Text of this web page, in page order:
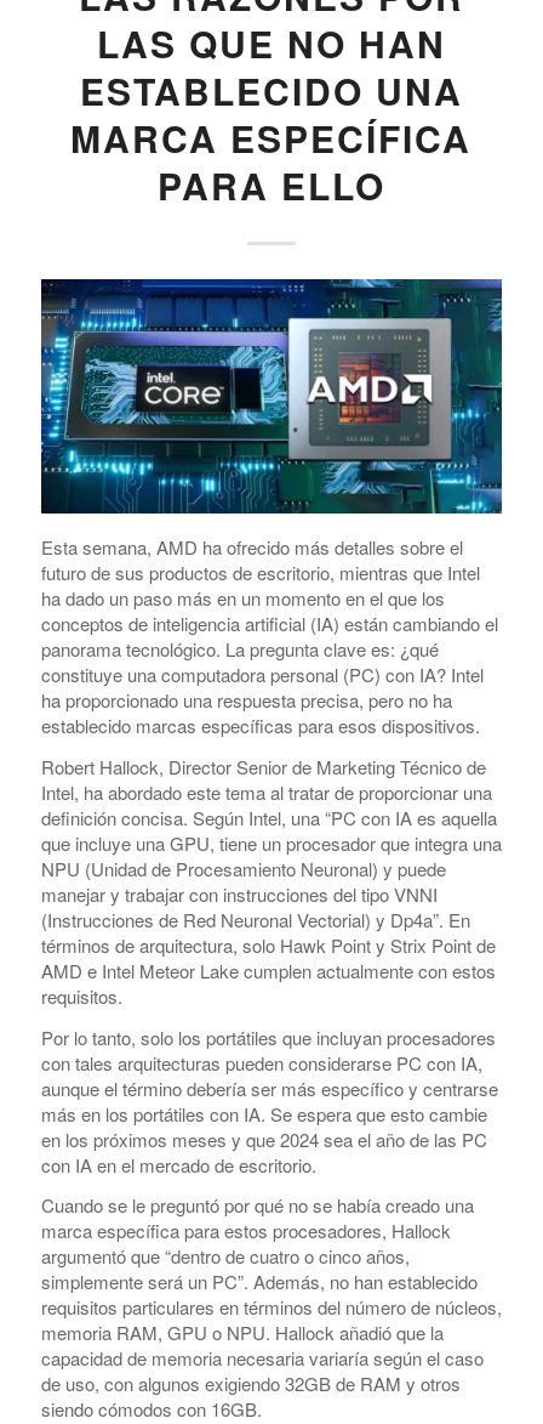
LAS QUE NO HAN
ESTABLECIDO UNA
MARCA ESPECÍFICA
PARA ELLO
Esta semana, AMD ha ofrecido más detalles sobre el
futuro de sus productos de escritorio, mientras que Intel
ha dado un paso más en un momento en el que los
conceptos de inteligencia artificial (IA) están cambiando el
panorama tecnológico. La pregunta clave es: ¿qué
constituye una computadora personal (PC) con IA? Intel
ha proporcionado una respuesta precisa, pero no ha
establecido marcas específicas para esos dispositivos.
Robert Hallock, Director Senior de Marketing Técnico de
Intel, ha abordado este tema al tratar de proporcionar una
definición concisa. Según Intel, una “PC con IA es aquella
que incluye una GPU, tiene un procesador que integra una
NPU (Unidad de Procesamiento Neuronal) y puede
manejar y trabajar con instrucciones del tipo VNNI
(Instrucciones de Red Neuronal Vectorial) y Dp4a”. En
términos de arquitectura, solo Hawk Point y Strix Point de
AMD e Intel Meteor Lake cumplen actualmente con estos
requisitos.
Por lo tanto, solo los portátiles que incluyan procesadores
con tales arquitecturas pueden considerarse PC con IA,
aunque el término debería ser más específico y centrarse
más en los portátiles con IA. Se espera que esto cambie
en los próximos meses y que 2024 sea el año de las PC
con IA en el mercado de escritorio.
Cuando se le preguntó por qué no se había creado una
marca específica para estos procesadores, Hallock
argumentó que “dentro de cuatro o cinco años,
simplemente será un PC”. Además, no han establecido
requisitos particulares en términos del número de núcleos,
memoria RAM, GPU o NPU. Hallock añadió que la
capacidad de memoria necesaria variaría según el caso
de uso, con algunos exigiendo 32GB de RAM y otros
siendo cómodos con 16GB.